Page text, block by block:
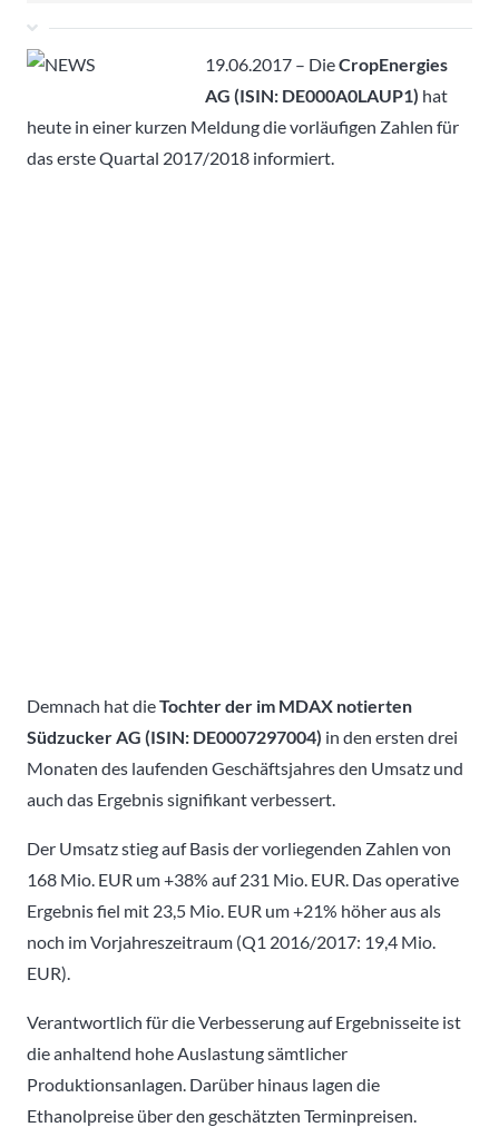
19.06.2017 – DieCropEnergies
AG (ISIN: DE000A0LAUP1) hat
heute in einer kurzen Meldung die vorläufigen Zahlen für
das erste Quartal 2017/2018 informiert.
Demnach hat dieTochter der im MDAX notierten
Südzucker AG (ISIN: DE0007297004) in den ersten drei
Monaten des laufenden Geschäftsjahres den Umsatz und
auch das Ergebnis signifikant verbessert.
Der Umsatz stieg auf Basis der vorliegenden Zahlen von
168 Mio. EUR um +38% auf 231 Mio. EUR. Das operative
Ergebnis fiel mit 23,5 Mio. EUR um +21% höher aus als
noch im Vorjahreszeitraum (Q1 2016/2017: 19,4 Mio.
EUR).
Verantwortlich für die Verbesserung auf Ergebnisseite ist
die anhaltend hohe Auslastung sämtlicher
Produktionsanlagen. Darüber hinaus lagen die
Ethanolpreise über den geschätzten Terminpreisen.